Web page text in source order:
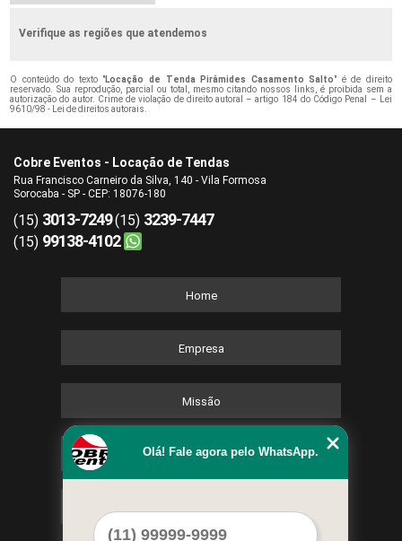
Verifique as regiões que atendemos
O conteúdo do texto "Locação de Tenda Pirâmides Casamento Salto" é de direito
reservado. Sua reprodução, parcial ou total, mesmo citando nossos links, é proibida sem a
autorização do autor. Crime de violação de direito autoral – artigo 184 do Código Penal –
Lei
9610/98 - Lei de direitos autorais
Cobre Eventos - Locação de Tendas
Rua Francisco Carneiro da Silva, 140 - Vila Formosa
Sorocaba - SP - CEP: 18076-180
(15) 3013-7249(15) 3239-7447
(15) 99138-4102
Home
Empresa
Missão
Serviços
Olá! Fale agora pelo WhatsApp.